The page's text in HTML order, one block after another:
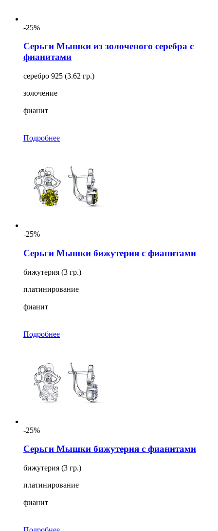
-25%
Серьги Мышки из золоченого серебра с
фианитами
серебро 925 (3.62 гр.)
золочение
фианит
Подробнее
-25%
Серьги Мышки бижутерия с фианитами
бижутерия (3 гр.)
платинирование
фианит
Подробнее
-25%
Серьги Мышки бижутерия с фианитами
бижутерия (3 гр.)
платинирование
фианит